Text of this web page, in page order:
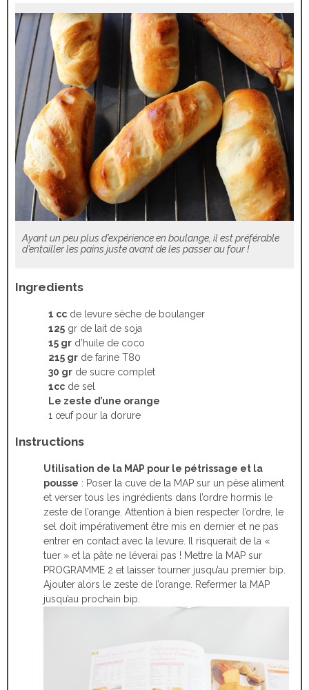
Ayant un peu plus d’expérience en boulange, il est préférable
d’entailler les pains juste avant de les passer au four !
Ingredients
1 ccde levure sèche de boulanger
125gr de lait de soja
15 grd’huile de coco
215 grde farine T80
30 grde sucre complet
1ccde sel
Le zeste d’une orange
1 œuf pour la dorure
Instructions
Utilisation de la MAP pour le pétrissage et la
pousse : Poser la cuve de la MAP sur un pèse aliment
et verser tous les ingrédients dans l’ordre hormis le
zeste de l’orange. Attention à bien respecter l’ordre, le
sel doit impérativement être mis en dernier et ne pas
entrer en contact avec la levure. Il risquerait de la «
tuer » et la pâte ne léverai pas ! Mettre la MAP sur
PROGRAMME 2 et laisser tourner jusqu’au premier bip.
Ajouter alors le zeste de l’orange. Refermer la MAP
jusqu’au prochain bip.